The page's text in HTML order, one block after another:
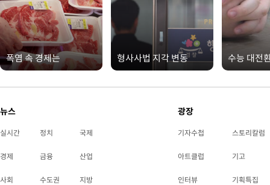
폭염 속 경제는 형사사법 지각 변동 수능 대전
뉴스
실시간 정치 국제
경제 금융 산업
사회 수도권 지방
광장
기자수첩 스토리칼럼
아트클럽 기고
인터뷰 기획특집